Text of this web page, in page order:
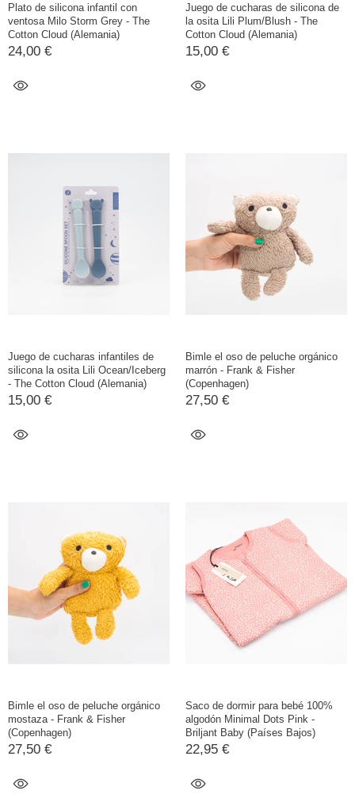
Plato de silicona infantil con
ventosa Milo Storm Grey - The
Cotton Cloud (Alemania)
24,00 €
Juego de cucharas de silicona de
la osita Lili Plum/Blush - The
Cotton Cloud (Alemania)
15,00 €
Juego de cucharas infantiles de
silicona la osita Lili Ocean/Iceberg
- The Cotton Cloud (Alemania)
15,00 €
Bimle el oso de peluche orgánico
marrón - Frank & Fisher
(Copenhagen)
27,50 €
Bimle el oso de peluche orgánico
mostaza - Frank & Fisher
(Copenhagen)
27,50 €
Saco de dormir para bebé 100%
algodón Minimal Dots Pink -
Briljant Baby (Países Bajos)
22,95 €